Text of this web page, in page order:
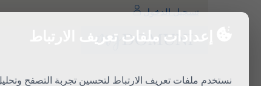
إعدادات ملفات تعريف الارتباط
نستخدم ملفات تعريف الارتباط لتحسين تجربة التصفح
تسجيل الدخول